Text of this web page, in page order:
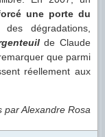
une porte du
dégradations,
de Claude
que parmi
réellement aux
par Alexandre Rosa